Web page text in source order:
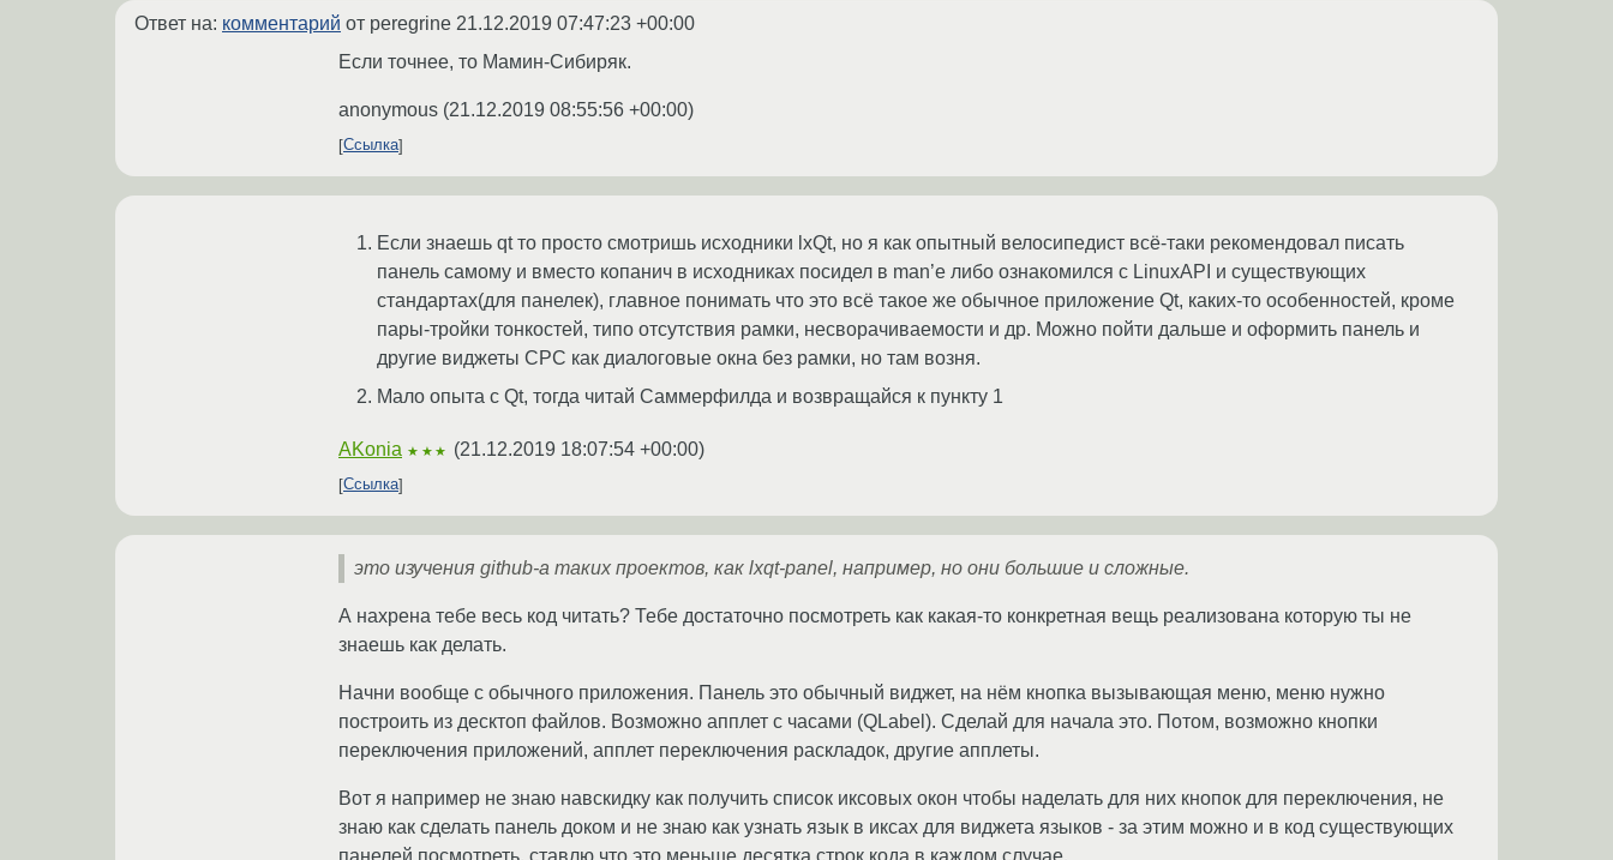
Ответ на: комментарий от peregrine 21.12.2019 07:47:23 +00:00
Если точнее, то Мамин-Сибиряк.
anonymous (21.12.2019 08:55:56 +00:00)
Ссылка
Если знаешь qt то просто смотришь исходники lxQt, но я как опытный велосипедист всё-таки рекомендовал писать
панель самому и вместо копанич в исходниках посидел в man’е либо ознакомился с LinuxAPI и существующих
стандартах(для панелек), главное понимать что это всё такое же обычное приложение Qt, каких-то особенностей, кроме
пары-тройки тонкостей, типо отсутствия рамки, несворачиваемости и др. Можно пойти дальше и оформить панель и
другие виджеты СРС как диалоговые окна без рамки, но там возня.
Мало опыта с Qt, тогда читай Саммерфилда и возвращайся к пункту 1
AKonia ★★★ (21.12.2019 18:07:54 +00:00)
Ссылка
это изучения github-а таких проектов, как lxqt-panel, например, но они большие и сложные.
А нахрена тебе весь код читать? Тебе достаточно посмотреть как какая-то конкретная вещь реализована которую ты не
знаешь как делать.
Начни вообще с обычного приложения. Панель это обычный виджет, на нём кнопка вызывающая меню, меню нужно
построить из десктоп файлов. Возможно апплет с часами (QLabel). Сделай для начала это. Потом, возможно кнопки
переключения приложений, апплет переключения раскладок, другие апплеты.
Вот я например не знаю навскидку как получить список иксовых окон чтобы наделать для них кнопок для переключения, не
знаю как сделать панель доком и не знаю как узнать язык в иксах для виджета языков - за этим можно и в код существующих
панелей посмотреть, ставлю что это меньше десятка строк кода в каждом случае.